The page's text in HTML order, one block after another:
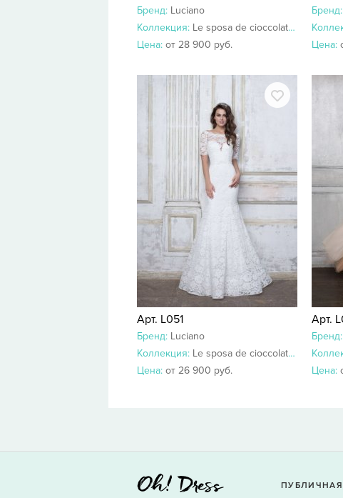
Бренд: Luciano
Коллекция: Le sposa de cioccolato 2018-2017
Цена: от 28 900 руб.
Бренд:
Цена:
Арт. L051
Бренд: Luciano
Коллекция: Le sposa de cioccolato 2018-2017
Цена: от 26 900 руб.
Арт.
Бренд:
Цена: